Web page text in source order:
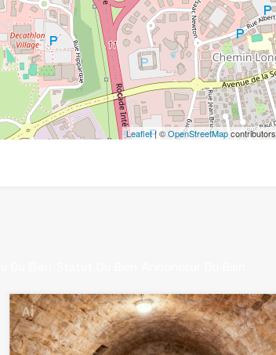
Leaflet| ©OpenStreetMapcontributors